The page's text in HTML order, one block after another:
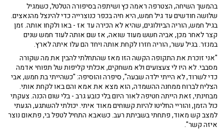
בהמשך השיחה, הצטרפה ראמה כץ ושיתפה בסיפורה הטלטל, כשמגיל
שלושה חודשים עד גיל חמש, היא חיה בכפר כנוצרייה כדי להינצל מהנאצים.
בגיל חמש, הוריה הביולוגים, שהיא לא הכירה עד אז - באו ולקחו אותה. זמן
קצר לאחר מכן, אביה חשש מעוד שואה, אז שם אותה לעוד חמש שנים
במנזר. בגיל עשר, הוריה חזרו לקחת אותה ויחד הם עלו איתה לארץ.
"אני זוכרת את התקופה הקשה הזו מאז שהתחלתי להבין את מה שקורה
מסבבי. לא היו לי צעצועים ולא משחקים, אכלתי קליפות של תפוחי אדמה
כדי לשרוד, לא הייתי ילדה שבעה", סיפרה והוסיפה: "כשהייתי בת חמש, אבי
הצליח לברוח ממחנה ההשמדה, הוא מצא את אמא והם באו לקחת אותי.
מבחינתי, זאת הייתה חטיפה לאור היום בלי כובע גרב - בלי שום הכנה. צעקתי
כול הזמן, והוריי החליטו להיות קשוחים מאוד איתי. יכולתי להשתגע, הגעתי
למצב קש מאוד, פתחתי בשביתת רעב. כשאבא התחיל לטפל בי, פתאום נוצר
איזה קשר".